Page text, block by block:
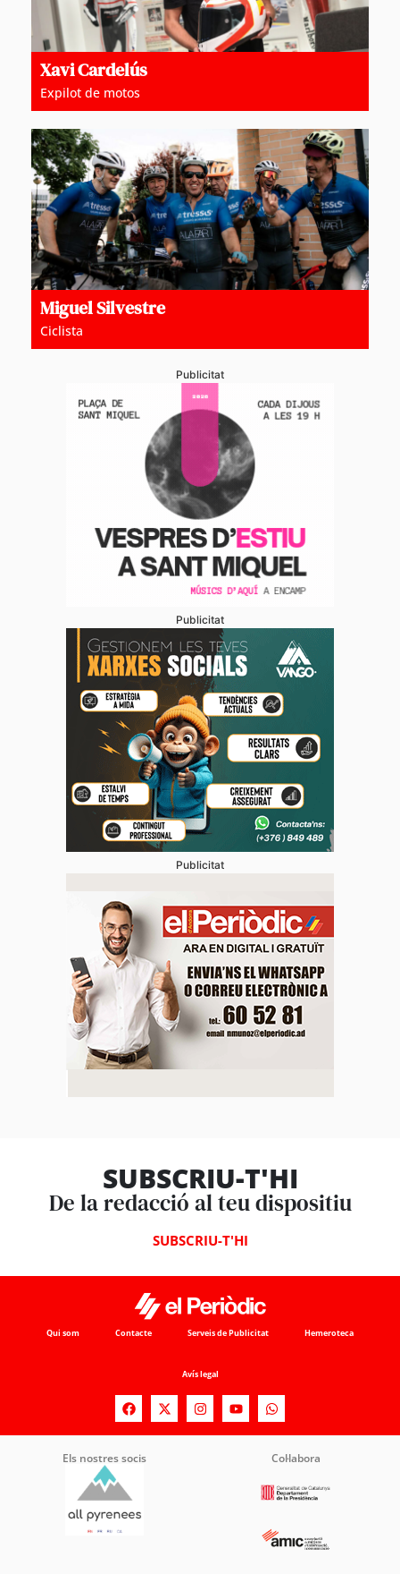
Xavi Cardelús
Expilot de motos
Miguel Silvestre
Ciclista
Publicitat
Publicitat
Publicitat
SUBSCRIU-T'HI
De la redacció al teu dispositiu
SUBSCRIU-T'HI
Qui som Contacte Serveis de Publicitat Hemeroteca
Avís legal
Els nostres socis Col·labora